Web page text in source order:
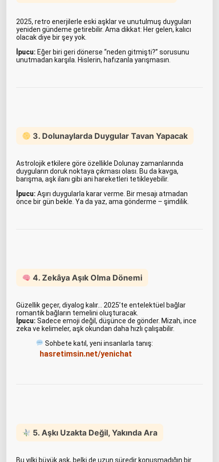
2025, retro enerjilerle eski aşklar ve unutulmuş duyguları
yeniden gündeme getirebilir. Ama dikkat: Her gelen, kalıcı
olacak diye bir şey yok.
İpucu: Eğer biri geri dönerse “neden gitmişti?” sorusunu
unutmadan karşıla. Hislerin, hafızanla yarışmasın.
3. Dolunaylarda Duygular Tavan Yapacak
Astrolojik etkilere göre özellikle Dolunay zamanlarında
duyguların doruk noktaya çıkması olası. Bu da kavga,
barışma, aşk ilanı gibi ani hareketleri tetikleyebilir.
İpucu: Aşırı duygularla karar verme. Bir mesajı atmadan
önce bir gün bekle. Ya da yaz, ama gönderme – şimdilik.
4. Zekâya Aşık Olma Dönemi
Güzellik geçer, diyalog kalır… 2025’te entelektüel bağlar
romantik bağların temelini oluşturacak.
İpucu: Sadece emoji değil, düşünce de gönder. Mizah, ince
zeka ve kelimeler, aşk okundan daha hızlı çalışabilir.
Sohbete katıl, yeni insanlarla tanış:
hasretimsin.net/yenichat
5. Aşkı Uzakta Değil, Yakında Ara
Bu yılki büyük aşk, belki de uzun süredir konuşmadığın bir